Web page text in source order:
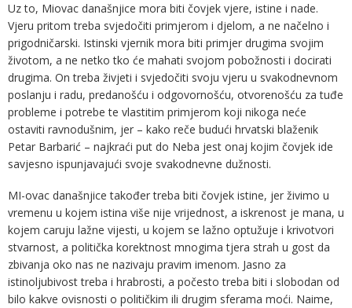
Uz to, Miovac današnjice mora biti čovjek vjere, istine i nade.
Vjeru pritom treba svjedočiti primjerom i djelom, a ne načelno i
prigodničarski. Istinski vjernik mora biti primjer drugima svojim
životom, a ne netko tko će mahati svojom pobožnosti i docirati
drugima. On treba živjeti i svjedočiti svoju vjeru u svakodnevnom
poslanju i radu, predanošću i odgovornošću, otvorenošću za tuđe
probleme i potrebe te vlastitim primjerom koji nikoga neće
ostaviti ravnodušnim, jer – kako reče budući hrvatski blaženik
Petar Barbarić – najkraći put do Neba jest onaj kojim čovjek ide
savjesno ispunjavajući svoje svakodnevne dužnosti.
MI-ovac današnjice također treba biti čovjek istine, jer živimo u
vremenu u kojem istina više nije vrijednost, a iskrenost je mana, u
kojem caruju lažne vijesti, u kojem se lažno optužuje i krivotvori
stvarnost, a politička korektnost mnogima tjera strah u gost da
zbivanja oko nas ne nazivaju pravim imenom. Jasno za
istinoljubivost treba i hrabrosti, a počesto treba biti i slobodan od
bilo kakve ovisnosti o političkim ili drugim sferama moći. Naime,